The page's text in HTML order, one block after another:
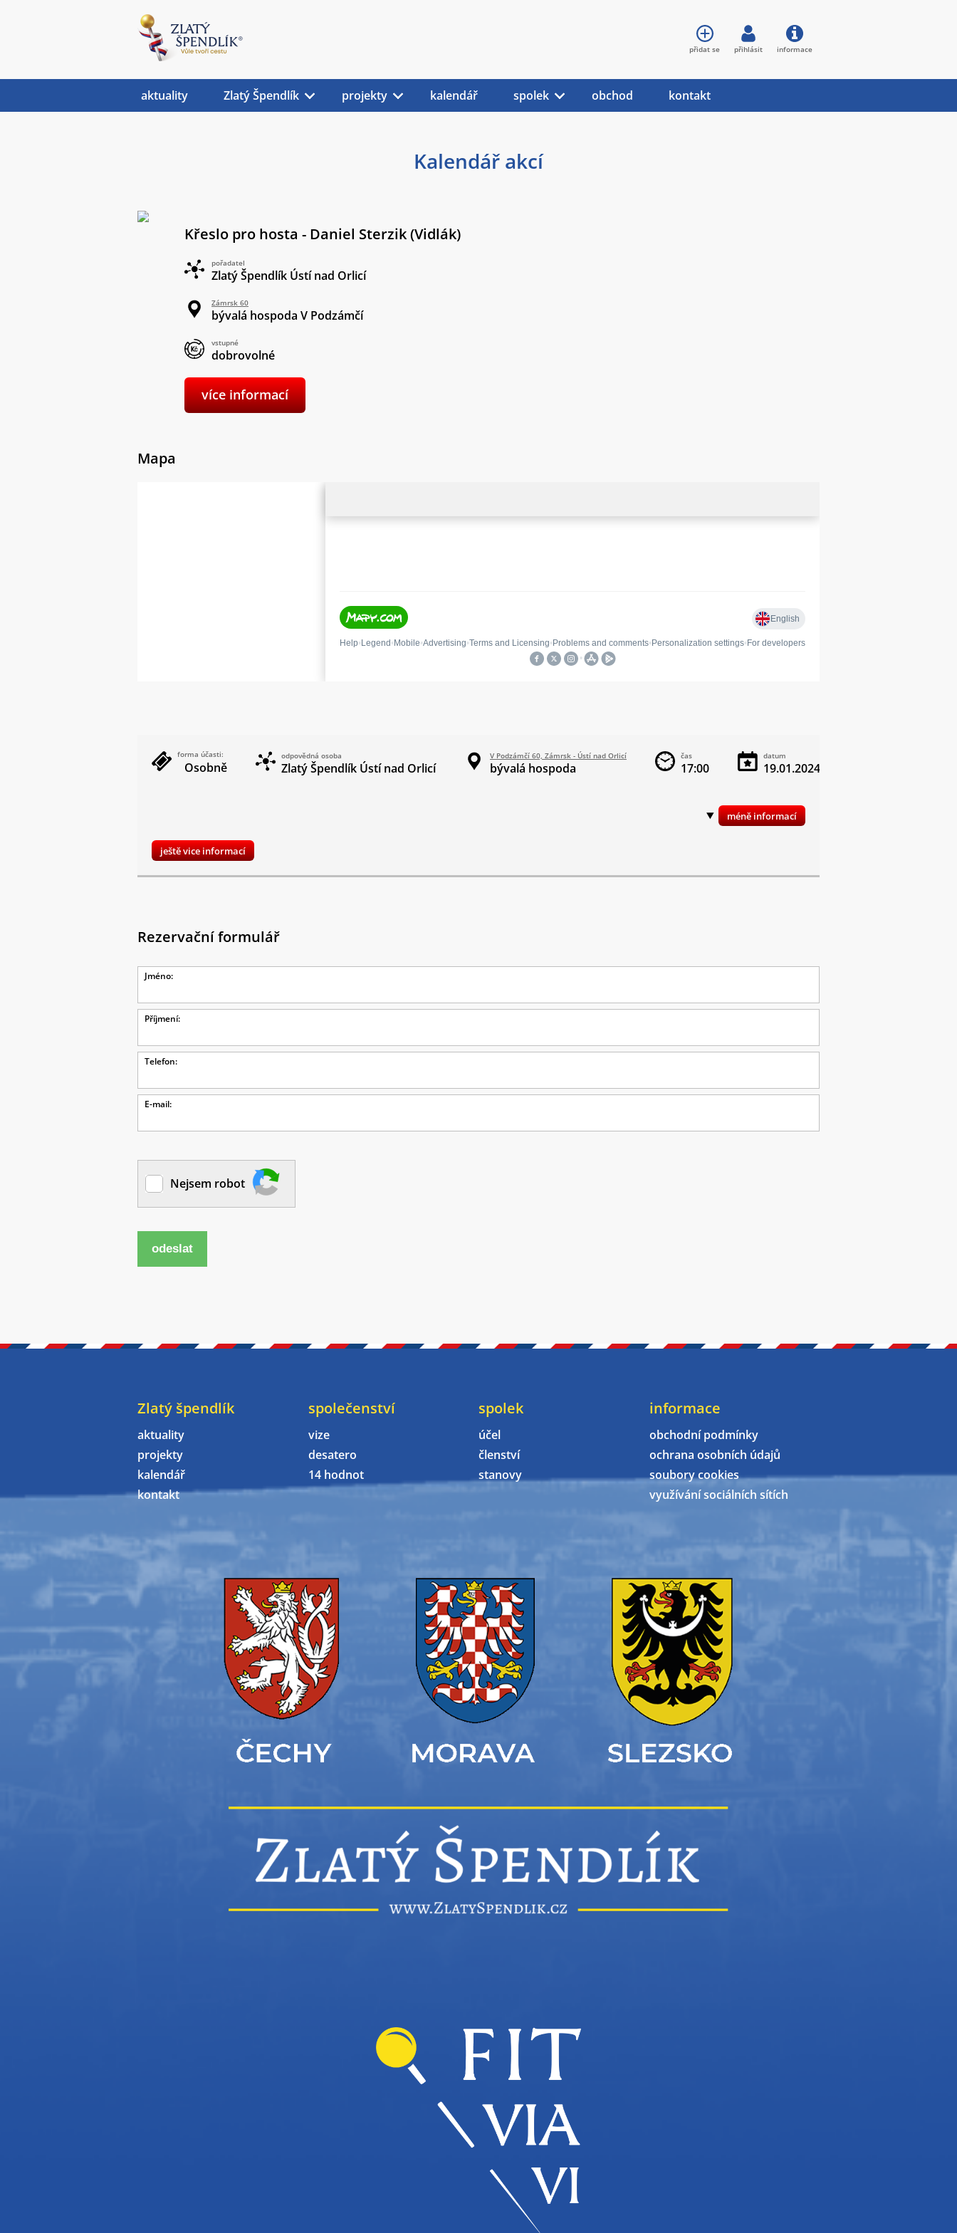
Kalendář akcí
Křeslo pro hosta - Daniel Sterzik (Vidlák)
pořadatel
Zlatý Špendlík Ústí nad Orlicí
Zámrsk 60
bývalá hospoda V Podzámčí
vstupné
dobrovolné
více informací
Mapa
forma účasti:
Osobně
odpovědná osoba
Zlatý Špendlík Ústí nad Orlicí
V Podzámčí 60, Zámrsk - Ústí nad Orlicí
bývalá hospoda
čas
17:00
datum
19.01.2024
ještě vice informací
Rezervační formulář
Jméno:
Příjmení:
Telefon:
E-mail:
Nejsem robot
odeslat
aktuality Zlatý Špendlík projekty kalendář spolek obchod kontakt
přidat se přihlásit informace
Zlatý špendlík
aktuality
projekty
kalendář
kontakt
společenství
vize
desatero
14 hodnot
spolek
účel
členství
stanovy
informace
obchodní podmínky
ochrana osobních údajů
soubory cookies
využívání sociálních sítích